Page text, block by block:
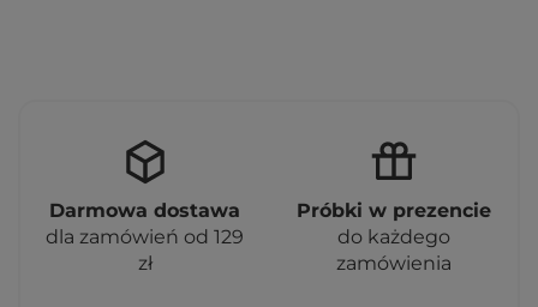
Darmowa dostawa
dla zamówień od 129
zł
Próbki w prezencie
do każdego
zamówienia